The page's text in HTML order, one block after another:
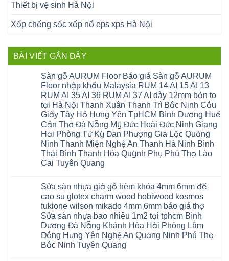
Thiết bị vệ sinh Hà Nội
Xốp chống sốc xốp nổ eps xps Hà Nội
BÀI VIẾT GẦN ĐÂY
Sàn gỗ AURUM Floor Báo giá Sàn gỗ AURUM
Floor nhập khẩu Malaysia RUM 14 AI 15 AI 13
RUM AI 35 AI 36 RUM AI 37 AI dày 12mm bản to
tại Hà Nội Thanh Xuân Thanh Trì Bắc Ninh Cầu
Giấy Tây Hồ Hưng Yên TpHCM Bình Dương Huế
Cần Thơ Đà Nẵng Mỹ Đức Hoài Đức Ninh Giang
Hải Phòng Tứ Kỳ Đan Phượng Gia Lộc Quảng
Ninh Thanh Miện Nghệ An Thanh Hà Ninh Bình
Thái Bình Thanh Hóa Quỳnh Phụ Phú Thọ Lào
Cai Tuyên Quang
bình
luận
ở
Sàn
gỗ
AURUM
Floor
Báo
giá
Sàn
Sửa sàn nhựa giả gỗ hèm khóa 4mm 6mm đế
cao su glotex charm wood hobiwood kosmos
fukione wilson mikado 4mm 6mm báo giá thợ
Sửa sàn nhựa bao nhiêu 1m2 tại tphcm Bình
Dương Đà Nẵng Khánh Hòa Hải Phòng Lâm
Đồng Hưng Yên Nghệ An Quảng Ninh Phú Thọ
Bắc Ninh Tuyên Quang